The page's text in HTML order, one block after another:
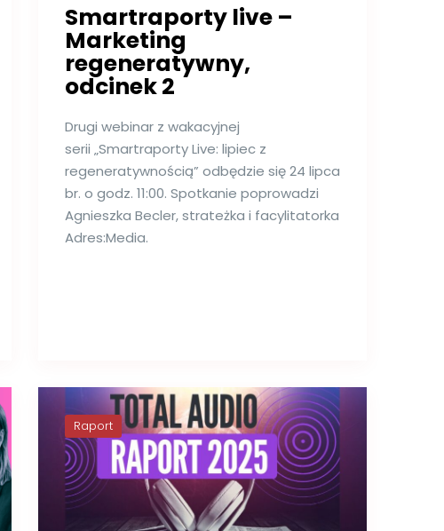
Smartraporty live –
Marketing
regeneratywny,
odcinek 2
Drugi webinar z wakacyjnej
serii „Smartraporty Live: lipiec z
regeneratywnością” odbędzie się 24 lipca
br. o godz. 11:00. Spotkanie poprowadzi
Agnieszka Becler, strateżka i facylitatorka
Adres:Media.
Raport